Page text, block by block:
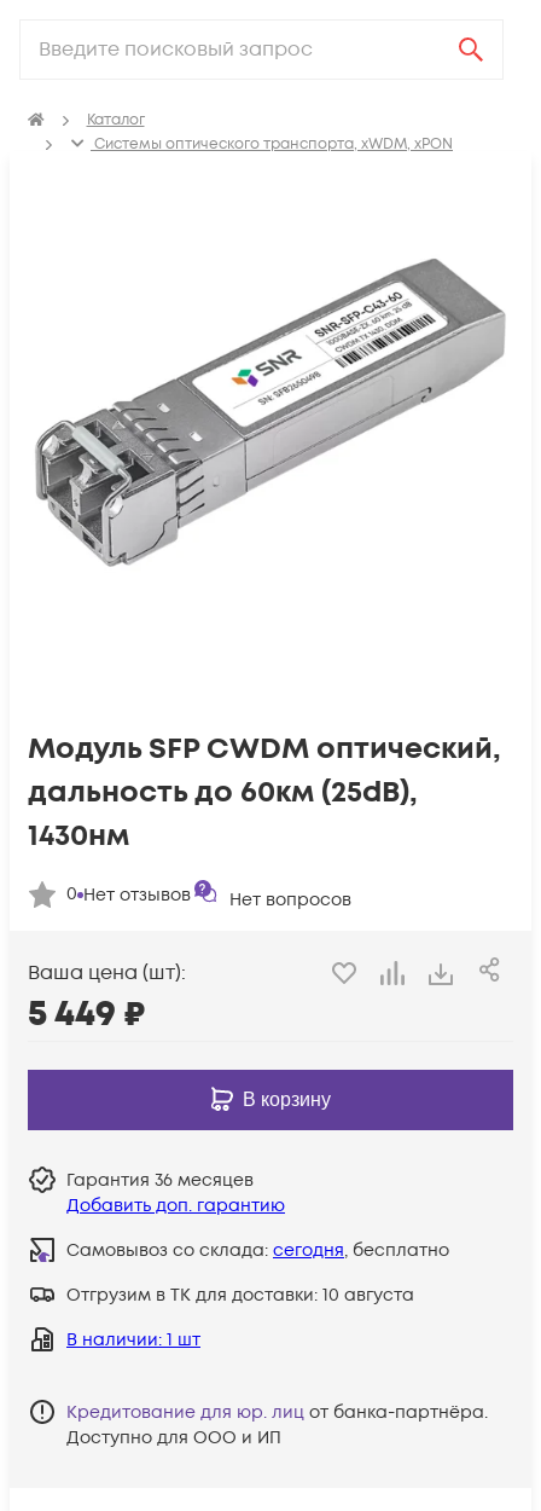
Каталог
Системы оптического транспорта, xWDM, xPON
Модуль SFP CWDM оптический,
дальность до 60км (25dB),
1430нм
0 Нет отзывов Нет вопросов
Ваша цена (шт):
5 449 ₽
В корзину
Гарантия 36 месяцев
Добавить доп. гарантию
Самовывоз со склада: сегодня, бесплатно
Отгрузим в ТК для доставки: 10 августа
В наличии: 1 шт
Кредитование для юр. лиц от банка-партнёра.
Доступно для ООО и ИП